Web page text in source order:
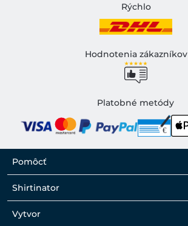
Rýchlo
Hodnotenia zákazníkov
Platobné metódy
Pomôcť
Shirtinator
Vytvor